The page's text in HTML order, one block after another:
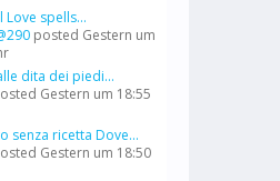
Love spells...
posted Gestern um
dita dei piedi...
Gestern um 18:55
senza ricetta Dove...
Gestern um 18:50